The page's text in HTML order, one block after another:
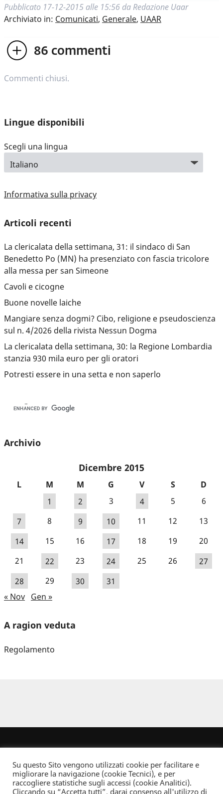
Pubblicato 17-12-2015 alle 15:56 da Redazione Uaar
Archiviato in: Comunicati, Generale, UAAR
86 commenti
Commenti chiusi.
Lingue disponibili
Scegli una lingua
Informativa sulla privacy
Articoli recenti
La clericalata della settimana, 31: il sindaco di San
Benedetto Po (MN) ha presenziato con fascia tricolore
alla messa per san Simeone
Cavoli e cicogne
Buone novelle laiche
Mangiare senza dogmi? Cibo, religione e pseudoscienza
sul n. 4/2026 della rivista Nessun Dogma
La clericalata della settimana, 30: la Regione Lombardia
stanzia 930 mila euro per gli oratori
Potresti essere in una setta e non saperlo
Archivio
Dicembre 2015
L M M G V S
D
1
2 3 4 5
6
7
8 9 10 11 12
13
14
15 16 17 18 19
20
21
22 23 24 25 26
27
28
29 30
31
« Nov Gen »
A ragion veduta
Regolamento
Su questo Sito vengono utilizzati cookie per facilitare e
migliorare la navigazione (cookie Tecnici), e per
raccogliere statistiche sugli accessi (cookie Analitici).
Cliccando su “Accetta tutti”, darai consenso all'utilizzo di